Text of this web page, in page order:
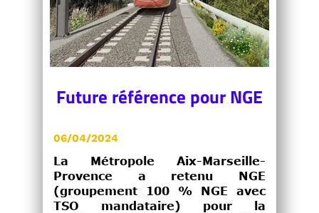
Future référence pour NGE
06/04/2024
La Métropole Aix-Marseille-
Provence a retenu NGE
(groupement 100 % NGE avec
TSO mandataire) pour la